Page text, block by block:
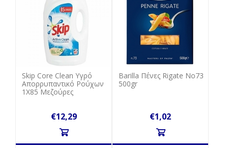
Skip Core Clean Υγρό
Απορρυπαντικό Ρούχων
1Χ85 Μεζούρες
€12,29
Barilla Πένες Rigate No73
500gr
€1,02